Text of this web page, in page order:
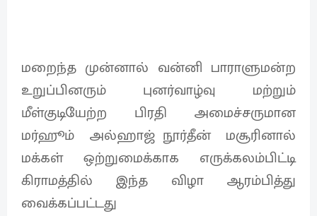
மறைந்த முன்னால் வன்னி பாராளுமன்ற
உறுப்பினரும் புனர்வாழ்வு மற்றும்
மீள்குடியேற்ற பிரதி அமைச்சருமான
மர்ஹூம் அல்ஹாஜ் நூர்தீன் மசூரினால்
மக்கள் ஒற்றுமைக்காக எருக்கலம்பிட்டி
கிராமத்தில் இந்த விழா ஆரம்பித்து
வைக்கப்பட்டது